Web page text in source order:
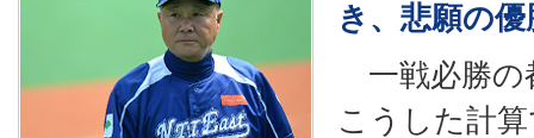
き、悲願の
一戦必勝の
こうした計